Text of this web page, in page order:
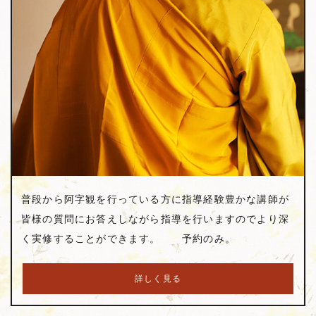
普段から阿字観を行っている方に指導経験豊かな講師が
皆様の質問にお答えしながら指導を行いますのでより深
く実修することができます。 予約のみ。
詳しく見る